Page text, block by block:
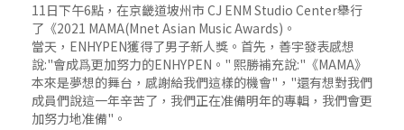
11日下午6點，在京畿道坡州市 CJ ENM Studio Center舉行
了《2021 MAMA(Mnet Asian Music Awards)。
當天，ENHYPEN獲得了男子新人獎。首先，善宇發表感想
說:"會成爲更加努力的ENHYPEN。" 熙勝補充說:"《MAMA》
本來是夢想的舞台，感謝給我們這樣的機會"，"還有想對我們
成員們說這一年辛苦了，我們正在准備明年的專輯，我們會更
加努力地准備"。